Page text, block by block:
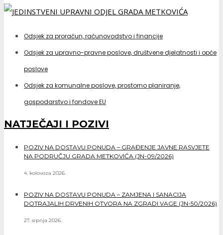
Odsjek za proračun, računovodstvo i financije
Odsjek za upravno-pravne poslove, društvene djelatnosti i opće
poslove
Odsjek za komunalne poslove, prostorno planiranje,
gospodarstvo i fondove EU
NATJEČAJI I POZIVI
POZIV NA DOSTAVU PONUDA – GRAĐENJE JAVNE RASVJETE
NA PODRUČJU GRADA METKOVIĆA (JN-09/2026)
4. kolovoza 2026.
POZIV NA DOSTAVU PONUDA – ZAMJENA I SANACIJA
DOTRAJALIH DRVENIH OTVORA NA ZGRADI VAGE (JN-50/2026)
27. srpnja 2026.